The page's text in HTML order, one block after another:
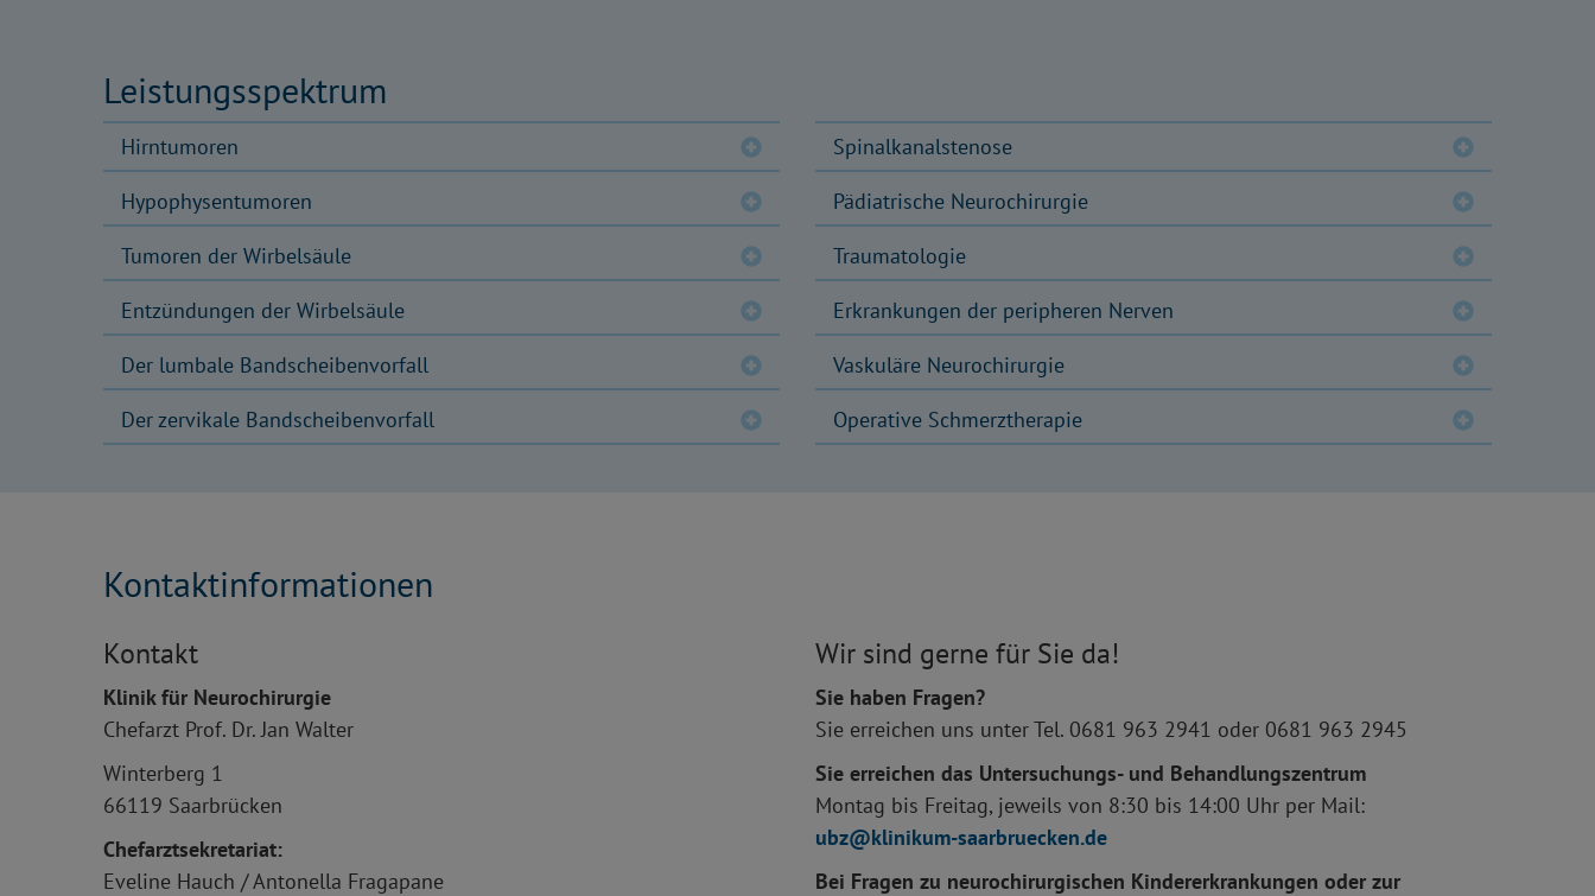
Leistungsspektrum
Hirntumoren
Hypophysentumoren
Tumoren der Wirbelsäule
Entzündungen der Wirbelsäule
Der lumbale Bandscheibenvorfall
Der zervikale Bandscheibenvorfall
Spinalkanalstenose
Pädiatrische Neurochirurgie
Traumatologie
Erkrankungen der peripheren Nerven
Vaskuläre Neurochirurgie
Operative Schmerztherapie
Kontaktinformationen
Kontakt
Klinik für Neurochirurgie
Chefarzt Prof. Dr. Jan Walter
Winterberg 1
66119 Saarbrücken
Chefarztsekretariat:
Eveline Hauch / Antonella Fragapane
Wir sind gerne für Sie da!
Sie haben Fragen?
Sie erreichen uns unter Tel. 0681 963 2941 oder 0681 963 2945
Sie erreichen das Untersuchungs- und Behandlungszentrum
Montag bis Freitag, jeweils von 8:30 bis 14:00 Uhr per Mail:
ubz
klinikum-saarbruecken.de
Bei Fragen zu neurochirurgischen Kindererkrankungen oder zur